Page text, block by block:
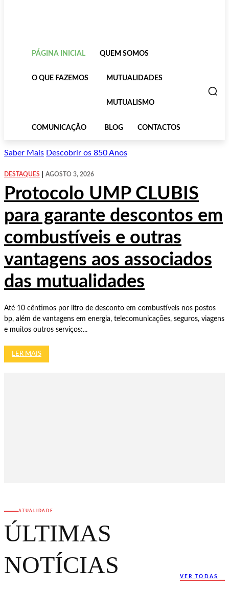
PÁGINA INICIAL QUEM SOMOS
O QUE FAZEMOS MUTUALIDADES
MUTUALISMO
COMUNICAÇÃO BLOG CONTACTOS
Saber Mais Descobrir os 850 Anos
DESTAQUES AGOSTO 3, 2026
Protocolo UMP CLUBIS
para garante descontos em
combustíveis e outras
vantagens aos associados
das mutualidades
Até 10 cêntimos por litro de desconto em combustíveis nos postos
bp, além de vantagens em energia, telecomunicações, seguros, viagens
e muitos outros serviços:...
LER MAIS
ATUALIDADE
ÚLTIMAS
NOTÍCIAS
VER TODAS